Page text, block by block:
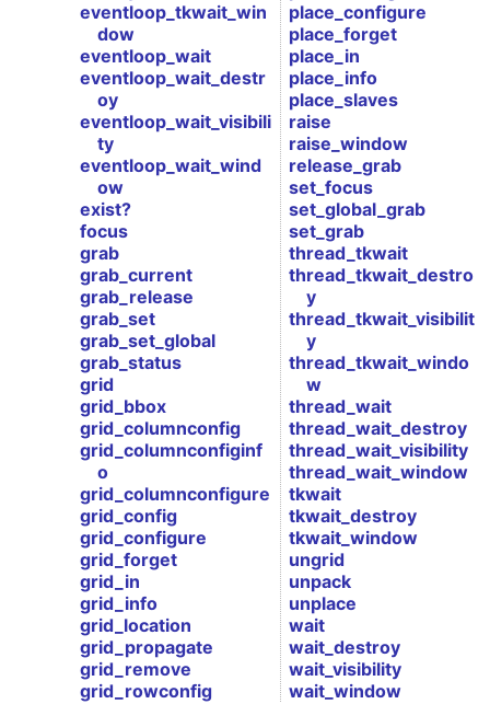
eventloop_tkwait_win
dow
eventloop_wait
eventloop_wait_destr
oy
eventloop_wait_visibili
ty
eventloop_wait_wind
ow
exist?
focus
grab
grab_current
grab_release
grab_set
grab_set_global
grab_status
grid
grid_bbox
grid_columnconfig
grid_columnconfiginf
o
grid_columnconfigure
grid_config
grid_configure
grid_forget
grid_in
grid_info
grid_location
grid_propagate
grid_remove
grid_rowconfig
place_configure
place_forget
place_in
place_info
place_slaves
raise
raise_window
release_grab
set_focus
set_global_grab
set_grab
thread_tkwait
thread_tkwait_destro
y
thread_tkwait_visibilit
y
thread_tkwait_windo
w
thread_wait
thread_wait_destroy
thread_wait_visibility
thread_wait_window
tkwait
tkwait_destroy
tkwait_window
ungrid
unpack
unplace
wait
wait_destroy
wait_visibility
wait_window